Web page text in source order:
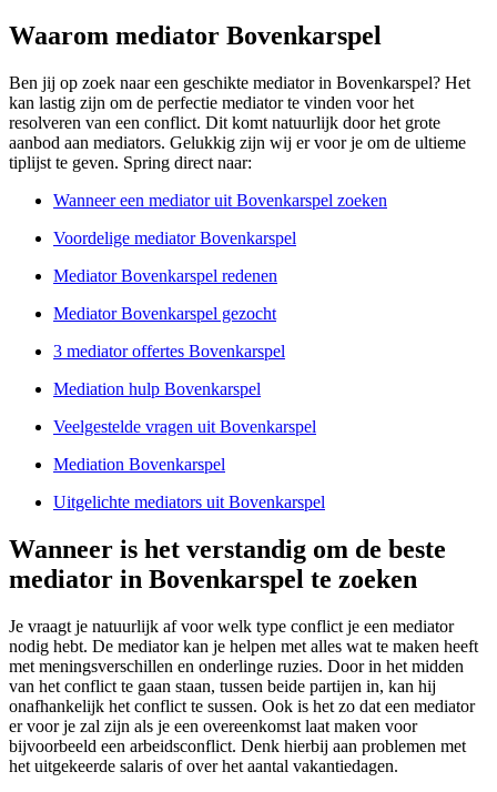
Waarom mediator Bovenkarspel
Ben jij op zoek naar een geschikte mediator in Bovenkarspel? Het
kan lastig zijn om de perfectie mediator te vinden voor het
resolveren van een conflict. Dit komt natuurlijk door het grote
aanbod aan mediators. Gelukkig zijn wij er voor je om de ultieme
tiplijst te geven. Spring direct naar:
Wanneer een mediator uit Bovenkarspel zoeken
Voordelige mediator Bovenkarspel
Mediator Bovenkarspel redenen
Mediator Bovenkarspel gezocht
3 mediator offertes Bovenkarspel
Mediation hulp Bovenkarspel
Veelgestelde vragen uit Bovenkarspel
Mediation Bovenkarspel
Uitgelichte mediators uit Bovenkarspel
Wanneer is het verstandig om de beste
mediator in Bovenkarspel te zoeken
Je vraagt je natuurlijk af voor welk type conflict je een mediator
nodig hebt. De mediator kan je helpen met alles wat te maken heeft
met meningsverschillen en onderlinge ruzies. Door in het midden
van het conflict te gaan staan, tussen beide partijen in, kan hij
onafhankelijk het conflict te sussen. Ook is het zo dat een mediator
er voor je zal zijn als je een overeenkomst laat maken voor
bijvoorbeeld een arbeidsconflict. Denk hierbij aan problemen met
het uitgekeerde salaris of over het aantal vakantiedagen.